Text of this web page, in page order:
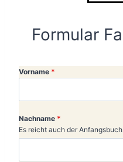
Formular
Vorname *
Nachname *
Es reicht auch der